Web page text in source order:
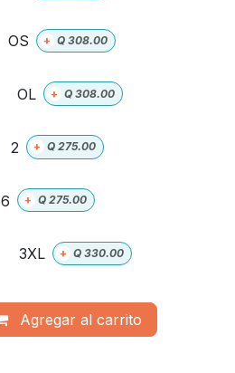
OS + Q 308.00
OL + Q 308.00
2 + Q 275.00
6 + Q 275.00
3XL + Q 330.00
Agregar al carrito